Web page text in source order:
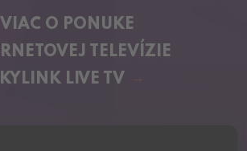
VIAC O PONUKE
TELEVÍZIE
LIVE TV